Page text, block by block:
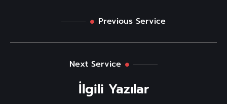
Previous Service
Next Service
İlgili Yazılar